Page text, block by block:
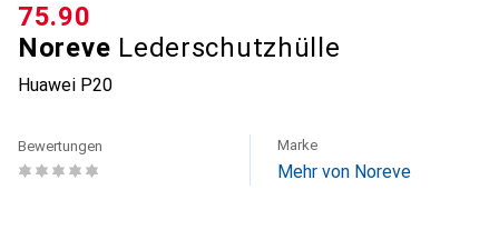
Noreve Lederschutzhülle
Huawei P20
CHF
75.90
Bewertungen Marke
Mehr von Noreve